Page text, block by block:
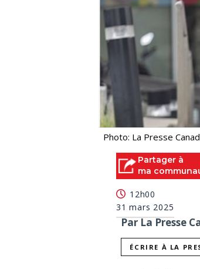
Photo: La Presse
Partager à
ma
12h00
31 mars 2025
Par La Presse
ÉCRIRE À LA